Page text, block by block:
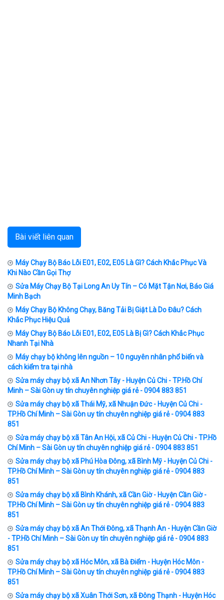
Bài viết liên quan
Máy Chạy Bộ Báo Lỗi E01, E02, E05 Là Gì? Cách Khắc Phục Và
Khi Nào Cần Gọi Thợ
Sửa Máy Chạy Bộ Tại Long An Uy Tín – Có Mặt Tận Nơi, Báo Giá
Minh Bạch
Máy Chạy Bộ Không Chạy, Băng Tải Bị Giật Là Do Đâu? Cách
Khắc Phục Hiệu Quả
Máy Chạy Bộ Báo Lỗi E01, E02, E05 Là Bị Gì? Cách Khắc Phục
Nhanh Tại Nhà
Máy chạy bộ không lên nguồn – 10 nguyên nhân phổ biến và
cách kiểm tra tại nhà
Sửa máy chạy bộ xã An Nhơn Tây - Huyện Củ Chi - TP.Hồ Chí
Minh – Sài Gòn uy tín chuyên nghiệp giá rẻ - 0904 883 851
Sửa máy chạy bộ xã Thái Mỹ, xã Nhuận Đức - Huyện Củ Chi -
TP.Hồ Chí Minh – Sài Gòn uy tín chuyên nghiệp giá rẻ - 0904 883
851
Sửa máy chạy bộ xã Tân An Hội, xã Củ Chi - Huyện Củ Chi - TP.Hồ
Chí Minh – Sài Gòn uy tín chuyên nghiệp giá rẻ - 0904 883 851
Sửa máy chạy bộ xã Phú Hòa Đông, xã Bình Mỹ - Huyện Củ Chi -
TP.Hồ Chí Minh – Sài Gòn uy tín chuyên nghiệp giá rẻ - 0904 883
851
Sửa máy chạy bộ xã Bình Khánh, xã Cần Giờ - Huyện Cần Giờ -
TP.Hồ Chí Minh – Sài Gòn uy tín chuyên nghiệp giá rẻ - 0904 883
851
Sửa máy chạy bộ xã An Thới Đông, xã Thạnh An - Huyện Cần Giờ
- TP.Hồ Chí Minh – Sài Gòn uy tín chuyên nghiệp giá rẻ - 0904 883
851
Sửa máy chạy bộ xã Hóc Môn, xã Bà Điểm - Huyện Hóc Môn -
TP.Hồ Chí Minh – Sài Gòn uy tín chuyên nghiệp giá rẻ - 0904 883
851
Sửa máy chạy bộ xã Xuân Thới Sơn, xã Đông Thạnh - Huyện Hóc